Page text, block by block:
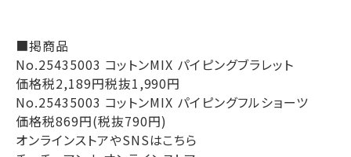
■掲商品
No.25435003 コットンMIX パイピングブラレット
価格税2,189円税抜1,990円
No.25435003 コットンMIX パイピングフルショーツ
価格税869円(税抜790円)
オンラインストアやSNSはこちら